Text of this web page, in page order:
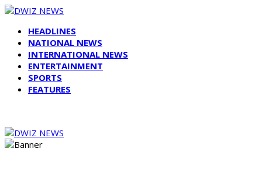
HEADLINES
NATIONAL NEWS
INTERNATIONAL NEWS
ENTERTAINMENT
SPORTS
FEATURES